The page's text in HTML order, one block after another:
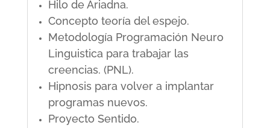
Hilo de Ariadna.
Concepto teoría del espejo.
Metodología Programación Neuro
Linguistica para trabajar las
creencias. (PNL).
Hipnosis para volver a implantar
programas nuevos.
Proyecto Sentido.